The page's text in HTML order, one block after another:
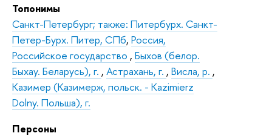
Топонимы
Санкт-Петербург; также: Питербурх. Санкт-
Петер-Бурх. Питер, СПб, Россия,
Российское государство , Быхов (белор.
Быхау. Беларусь), г. , Астрахань, г. , Висла, р. ,
Казимер (Казимерж, польск. - Kazimierz
Dolny. Польша), г.
Персоны